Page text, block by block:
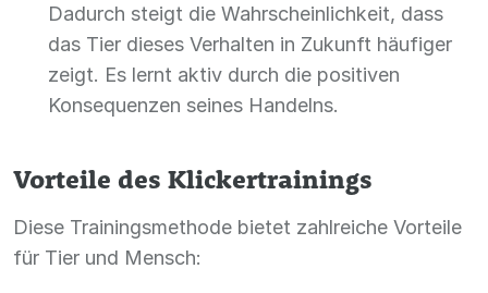
Dadurch steigt die Wahrscheinlichkeit, dass
das Tier dieses Verhalten in Zukunft häufiger
zeigt. Es lernt aktiv durch die positiven
Konsequenzen seines Handelns.
Vorteile des Klickertrainings
Diese Trainingsmethode bietet zahlreiche Vorteile
für Tier und Mensch: